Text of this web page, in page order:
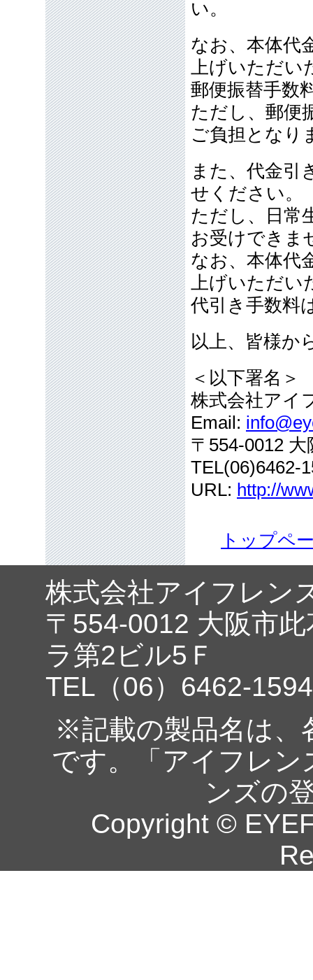
い。
なお、本体代
上げいただい
郵便振替手数
ただし、郵便
ご負担となり
また、代金引
せください。
ただし、日常
お受けできま
なお、本体代
上げいただい
代引き手数料
以上、皆様か
＜以下署名＞
株式会社アイ
Email:
〒554-0012
TEL(06)6462-
URL: http://
トップペ
株式会社アイフレン
〒554-0012 大阪市
ラ第2ビル5Ｆ
TEL（06）6462-
※記載の製品名は、
です。「アイフレ
ンズの
Copyright ©